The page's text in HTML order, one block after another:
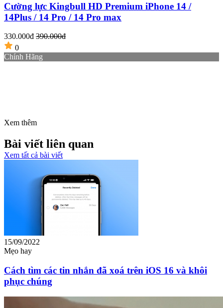
Cường lực Kingbull HD Premium iPhone 14 /
14Plus / 14 Pro / 14 Pro max
330.000đ 390.000đ
0
Chính Hãng
Xem thêm
Bài viết liên quan
Xem tất cả bài viết
15/09/2022
Mẹo hay
Cách tìm các tin nhắn đã xoá trên iOS 16 và khôi
phục chúng